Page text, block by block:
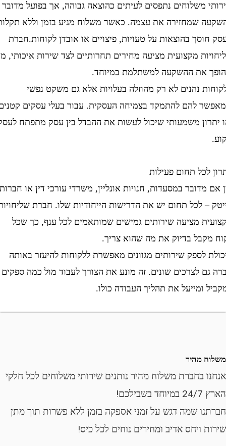
משלוחים נתפסים לעיתים כהוצאה גבוהה, אך בפועל מדובר
שמחזירה את עצמה. כאשר משלוח מגיע בזמן וללא תקלות,
בהוצאות על טעויות, פיצויים או אובדן לקוחות.חברת
מקצועית מציעה מחירים תחרותיים לצד שירות איכותי, מה
את ההשקעה למשתלמת במיוחד.
נהנים לא רק מהוזלה בעלויות אלא גם משקט נפשי
להם להתמקד בצמיחה העסקית. עבור בעלי עסקים קטנים,
משמעותי שיכול לעשות את ההבדל בין עסק מתפתח לעסק
תחום פעילות
במסעדות, חנויות אונליין, משרדי עורכי דין או חברות
לכל תחום יש את הדרישות הייחודיות שלו. חברת שליחויות
מציעה שירותים גמישים שמותאמים לכל ענף, כך שכל
בדיוק את מה שהוא צריך.
לספק שירותים מגוונים מאפשרת ללקוחות להיעזר באותה
לצרכים שונים. זה מונע את הצורך לעבוד מול כמה ספקים
ומייעל את תהליך העבודה כולו.
מהיר
בחברת משלוח מהיר נותנים שירותי משלוחים לכל חלקי
שמה דגש על זמני אספקה בזמן ללא פשרות תוך מתן
ויחס אדיב ומחירים נוחים לכל כיס!